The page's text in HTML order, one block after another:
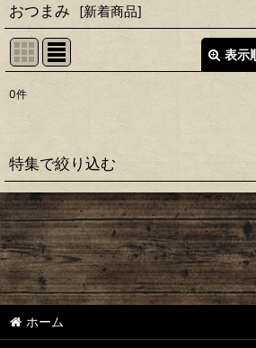
おつまみ [新着商品]
表示
並び順:
絞り込む
0件
特集で絞り込む
1本限定＆高級ワイン
ワイン 3,000円以下
ワイン 3,001円〜10,000円
ワイン 10,001円以上
ホーム